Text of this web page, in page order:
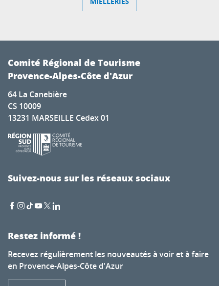
Comité Régional de Tourisme
Provence-Alpes-Côte d'Azur
64 La Canebière
CS 10009
13231 MARSEILLE Cedex 01
Suivez-nous sur les réseaux sociaux
Restez informé !
Recevez régulièrement les nouveautés à voir et à faire
en Provence-Alpes-Côte d'Azur